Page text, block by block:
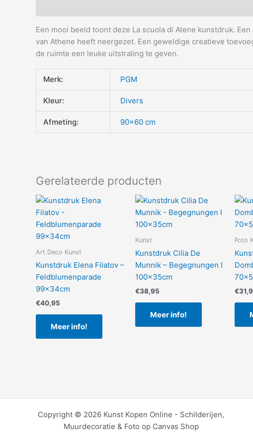
Een mooi beeld toont deze La scuola di Atene kunstdruk.
van Athene heeft neergezet. Een geweldige creatieve
de ruimte een leuke uitstraling te geven.
Merk: PGM
Kleur: Divers
Afmeting: 90×60 cm
Gerelateerde producten
Art Deco Kunst
Kunstdruk Elena Filatov –
Feldblumenparade
99x34cm
€40,95
Meer info!
Kunst
Kunstdruk Cilia De
Munnik – Begegnungen I
100x35cm
€38,95
Meer info!
Foto
€
Copyright © 2026 Kunst Kopen Online - Schilderijen,
Muurdecoratie & Foto op Canvas Shop